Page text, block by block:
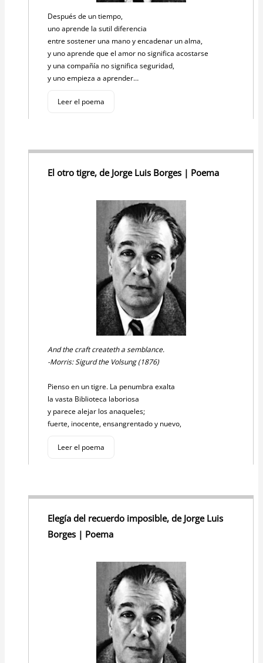
Después de un tiempo,
uno aprende la sutil diferencia
entre sostener una mano y encadenar un alma,
y uno aprende que el amor no significa acostarse
y una compañía no significa seguridad,
y uno empieza a aprender…
Leer el poema
El otro tigre, de Jorge Luis Borges | Poema
And the craft createth a semblance.
-Morris: Sigurd the Volsung (1876)
Pienso en un tigre. La penumbra exalta
la vasta Biblioteca laboriosa
y parece alejar los anaqueles;
fuerte, inocente, ensangrentado y nuevo,
Leer el poema
Elegía del recuerdo imposible, de Jorge Luis
Borges | Poema